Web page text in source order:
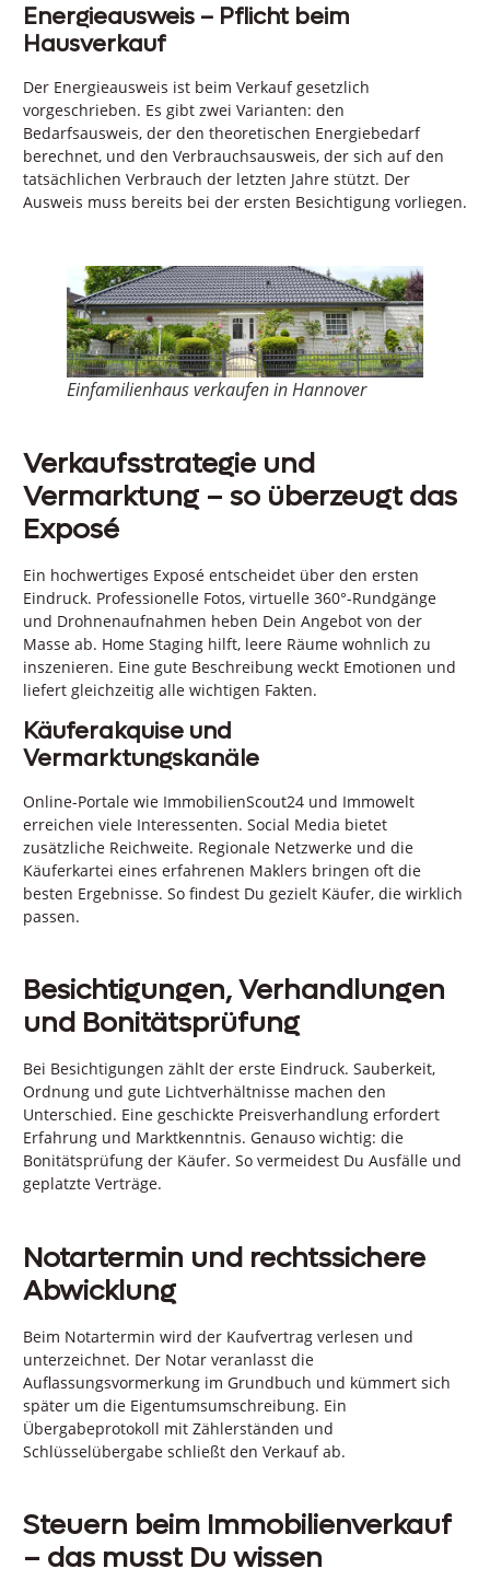
Energieausweis – Pflicht beim
Hausverkauf
Der Energieausweis ist beim Verkauf gesetzlich
vorgeschrieben. Es gibt zwei Varianten: den
Bedarfsausweis, der den theoretischen Energiebedarf
berechnet, und den Verbrauchsausweis, der sich auf den
tatsächlichen Verbrauch der letzten Jahre stützt. Der
Ausweis muss bereits bei der ersten Besichtigung vorliegen.
Einfamilienhaus verkaufen in Hannover
Verkaufsstrategie und
Vermarktung – so überzeugt das
Exposé
Ein hochwertiges Exposé entscheidet über den ersten
Eindruck. Professionelle Fotos, virtuelle 360°-Rundgänge
und Drohnenaufnahmen heben Dein Angebot von der
Masse ab. Home Staging hilft, leere Räume wohnlich zu
inszenieren. Eine gute Beschreibung weckt Emotionen und
liefert gleichzeitig alle wichtigen Fakten.
Käuferakquise und
Vermarktungskanäle
Online-Portale wie ImmobilienScout24 und Immowelt
erreichen viele Interessenten. Social Media bietet
zusätzliche Reichweite. Regionale Netzwerke und die
Käuferkartei eines erfahrenen Maklers bringen oft die
besten Ergebnisse. So findest Du gezielt Käufer, die wirklich
passen.
Besichtigungen, Verhandlungen
und Bonitätsprüfung
Bei Besichtigungen zählt der erste Eindruck. Sauberkeit,
Ordnung und gute Lichtverhältnisse machen den
Unterschied. Eine geschickte Preisverhandlung erfordert
Erfahrung und Marktkenntnis. Genauso wichtig: die
Bonitätsprüfung der Käufer. So vermeidest Du Ausfälle und
geplatzte Verträge.
Notartermin und rechtssichere
Abwicklung
Beim Notartermin wird der Kaufvertrag verlesen und
unterzeichnet. Der Notar veranlasst die
Auflassungsvormerkung im Grundbuch und kümmert sich
später um die Eigentumsumschreibung. Ein
Übergabeprotokoll mit Zählerständen und
Schlüsselübergabe schließt den Verkauf ab.
Steuern beim Immobilienverkauf
– das musst Du wissen